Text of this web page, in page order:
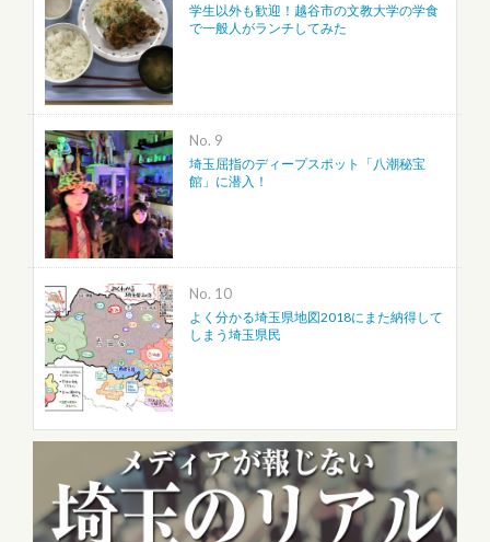
学生以外も歓迎！越谷市の文教大学の学食
で一般人がランチしてみた
No.
埼玉屈指のディープスポット「八潮秘宝
館」に潜入！
No.
よく分かる埼玉県地図2018にまた納得して
しまう埼玉県民